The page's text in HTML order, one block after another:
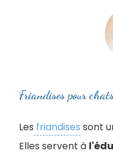
Friandises pour
Les friandises sont
Elles servent à